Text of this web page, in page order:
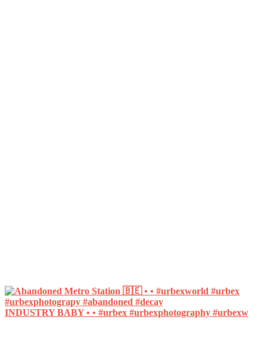
INDUSTRY BABY • • #urbex #urbexphotography #urbexw